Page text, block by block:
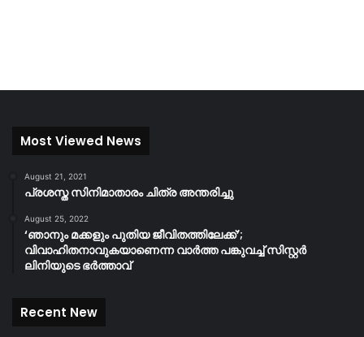
Most Viewed News
August 21, 2021
പ്രശസ്ത സിനിമാതാരം ചിത്ര അന്തരിച്ചു
August 25, 2022
‘ഞാനും മക്കളും പുതിയ ജീവിതത്തിലേക്ക്’;
വിവാഹിതനാവുകയാണെന്ന വാർത്ത പങ്കുവച്ച് സിസ്റ്റർ
ലിനിയുടെ ഭർത്താവ്
Recent New